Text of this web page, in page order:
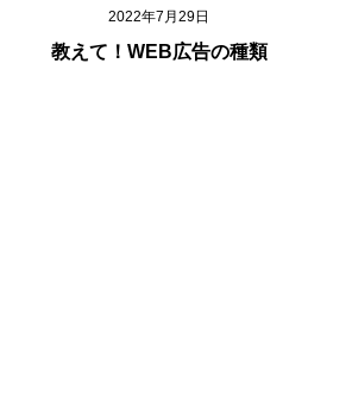
2022年7月29日
教えて！WEB広告の種類